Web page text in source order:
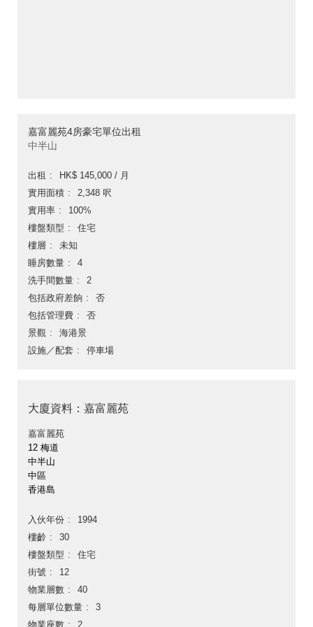
嘉富麗苑4房豪宅單位出租
中半山
出租
HK$ 145,000 / 月
實用面積
2,348 呎
實用率
100%
樓盤類型
住宅
樓層
未知
睡房數量
4
洗手間數量
2
包括政府差餉
否
包括管理費
否
景觀
海港景
設施／配套
停車場
大廈資料：嘉富麗苑
嘉富麗苑
12 梅道
中半山
中區
香港島
入伙年份
1994
樓齡
30
樓盤類型
住宅
街號
12
物業層數
40
每層單位數量
3
物業座數
2